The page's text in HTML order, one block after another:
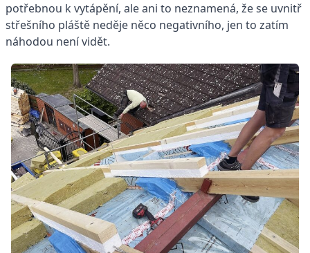
potřebnou k vytápění, ale ani to neznamená, že se uvnitř
střešního pláště neděje něco negativního, jen to zatím
náhodou není vidět.